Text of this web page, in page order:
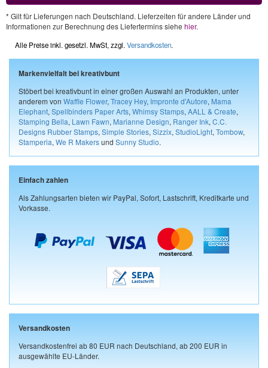
* Gilt für Lieferungen nach Deutschland. Lieferzeiten für andere Länder und
Informationen zur Berechnung des Liefertermins siehe hier.
Alle Preise inkl. gesetzl. MwSt, zzgl. Versandkosten.
Markenvielfalt bei kreativbunt
Stöbert bei kreativbunt in einer großen Auswahl an Produkten, unter
anderem von Waffle Flower, Tracey Hey, Impronte d'Autore, Mama
Elephant, Spellbinders Paper Arts, Whimsy Stamps, AALL & Create,
Stamping Bella, Lawn Fawn, Marianne Design, Ranger Ink, C.C.
Designs Rubber Stamps, Simple Stories, Sizzix, StudioLight, Tombow,
Stamperia, We R Makersund Sunny Studio.
Einfach zahlen
Als Zahlungsarten bieten wir PayPal, Sofort, Lastschrift, Kreditkarte und
Vorkasse.
Versandkosten
Versandkostenfrei ab 80 EUR nach Deutschland, ab 200 EUR in
ausgewählte EU-Länder.